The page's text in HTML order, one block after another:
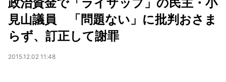
見山議員 「問題ない」に批判おさま
らず、訂正して謝罪
2015.12.02 11:48